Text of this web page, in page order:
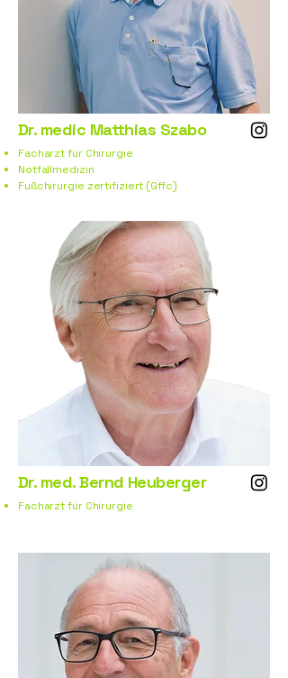
Dr. medic Matthias Szabo
Facharzt für Chirurgie
Notfallmedizin
Fußchirurgie zertifiziert (Gffc)
Dr. med. Bernd Heuberger
Facharzt für Chirurgie